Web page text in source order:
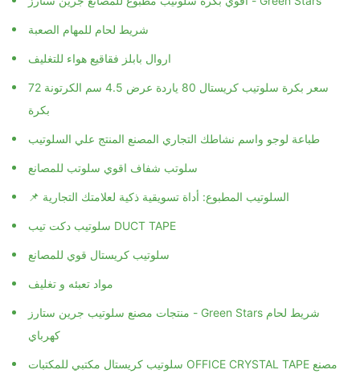
اقوي بكره سلوتيب مطبوع للمصانع جرين ستارز - Green Stars
شريط لحام للمهام الصعبة
اروال بابلز فقاقيع هواء للتغليف
سعر بكرة سلوتيب كريستال 80 ياردة عرض 4.5 سم الكرتونة 72
بكرة
طباعة لوجو واسم نشاطك التجاري المصنع المنتج علي السلوتيب
سلوتب شفاف اقوي سلوتب للمصانع
📌 السلوتيب المطبوع: أداة تسويقية ذكية لعلامتك التجارية
سلوتيب دكت تيب DUCT TAPE
سلوتيب كريستال قوي للمصانع
مواد تعبئه و تغليف
منتجات مصنع سلوتيب جرين ستارز - Green Stars شريط لحام
كهرباي
سلوتيب كريستال مكتبي للمكتبات OFFICE CRYSTAL TAPE مصنع